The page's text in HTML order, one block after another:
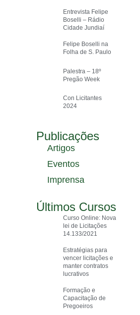
Entrevista Felipe
Boselli – Rádio
Cidade Jundiaí
Felipe Boselli na
Folha de S. Paulo
Palestra – 18º
Pregão Week
Con Licitantes
2024
Publicações
Artigos
Eventos
Imprensa
Últimos Cursos
Curso Online: Nova
lei de Licitações
14.133/2021
Estratégias para
vencer licitações e
manter contratos
lucrativos
Formação e
Capacitação de
Pregoeiros